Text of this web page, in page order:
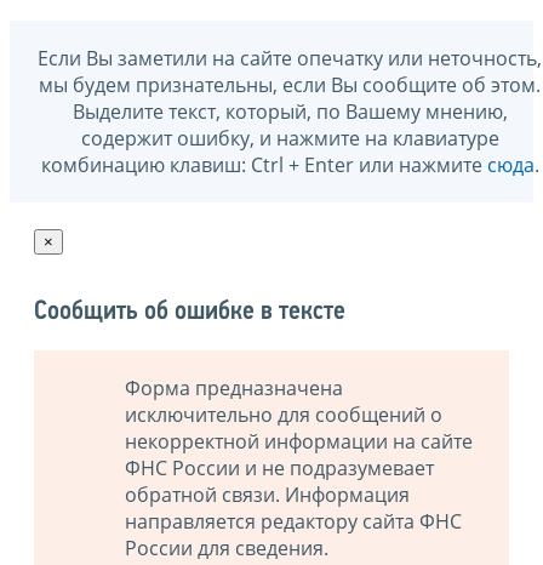
Если Вы заметили на сайте опечатку или неточность,
мы будем признательны, если Вы сообщите об этом.
Выделите текст, который, по Вашему мнению,
содержит ошибку, и нажмите на клавиатуре
комбинацию клавиш: Ctrl + Enter или нажмите сюда.
×
Сообщить об ошибке в тексте
Форма предназначена
исключительно для сообщений о
некорректной информации на сайте
ФНС России и не подразумевает
обратной связи. Информация
направляется редактору сайта ФНС
России для сведения.